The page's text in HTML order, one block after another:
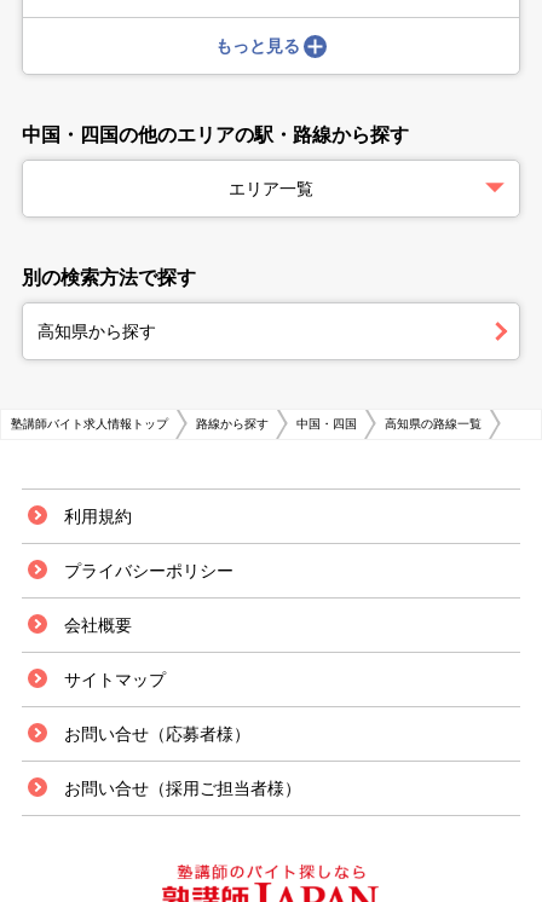
もっと見る
中国・四国の他のエリアの駅・路線から探す
エリア一覧
別の検索方法で探す
高知県から探す
塾講師バイト求人情報トップ 路線から探す 中国・四国 高知県の路線一覧
利用規約
プライバシーポリシー
会社概要
サイトマップ
お問い合せ（応募者様）
お問い合せ（採用ご担当者様）